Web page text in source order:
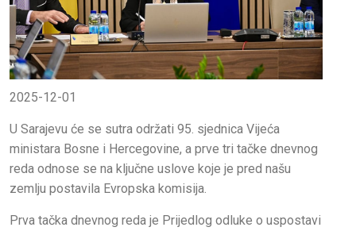
2025-12-01
U Sarajevu će se sutra održati 95. sjednica Vijeća
ministara Bosne i Hercegovine, a prve tri tačke dnevnog
reda odnose se na ključne uslove koje je pred našu
zemlju postavila Evropska komisija.
Prva tačka dnevnog reda je Prijedlog odluke o uspostavi